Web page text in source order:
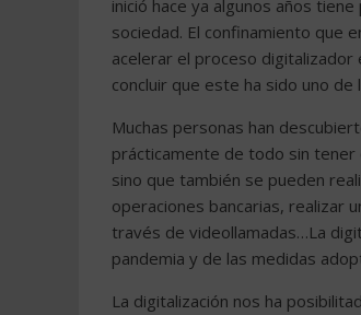
inició hace ya algunos años
sociedad. El confinamiento que
acelerar el proceso
concluir que este ha sido uno
Muchas personas han
prácticamente de todo sin tener
sino que también se pueden
operaciones bancarias, realizar
través de videollamadas…La
pandemia y de las medidas
La digitalización nos ha